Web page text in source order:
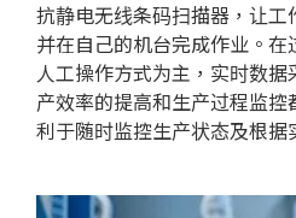
抗静电无线条码扫描器，让
并在自己的机台完成作业。
人工操作方式为主，实时数
产效率的提高和生产过程监
利于随时监控生产状态及根据